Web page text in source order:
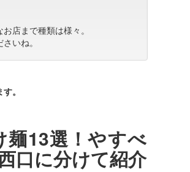
店まで種類は様々。
いね。
。
麺13選！やすべ
口に分けて紹介